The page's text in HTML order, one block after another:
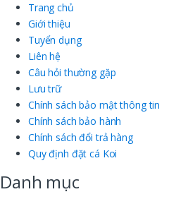
Trang chủ
Giới thiệu
Tuyển dụng
Liên hệ
Câu hỏi thường gặp
Lưu trữ
Chính sách bảo mật thông tin
Chính sách bảo hành
Chính sách đổi trả hàng
Quy định đặt cá Koi
Danh mục